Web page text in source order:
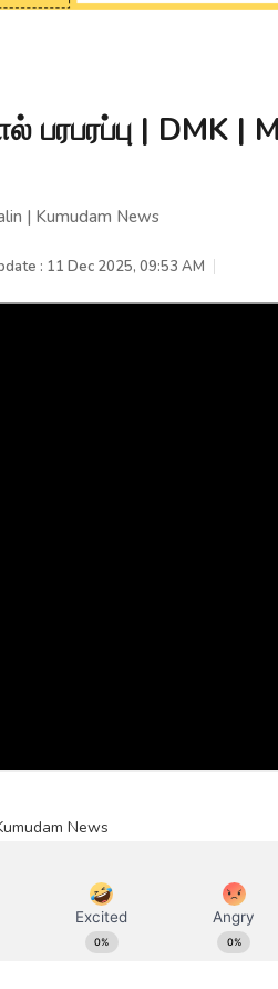
பரபரப்பு | DMK |
| Kumudam News
: 11 Dec 2025, 09:53 AM
News